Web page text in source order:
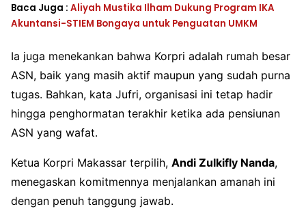
Baca Juga : Aliyah Mustika Ilham Dukung Program IKA
Akuntansi-STIEM Bongaya untuk Penguatan UMKM
Ia juga menekankan bahwa Korpri adalah rumah besar
ASN, baik yang masih aktif maupun yang sudah purna
tugas. Bahkan, kata Jufri, organisasi ini tetap hadir
hingga penghormatan terakhir ketika ada pensiunan
ASN yang wafat.
Ketua Korpri Makassar terpilih, Andi Zulkifly Nanda,
menegaskan komitmennya menjalankan amanah ini
dengan penuh tanggung jawab.